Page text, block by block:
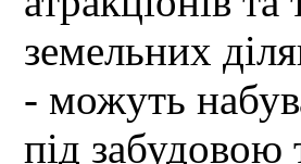
земельних
- можуть
під забудовою